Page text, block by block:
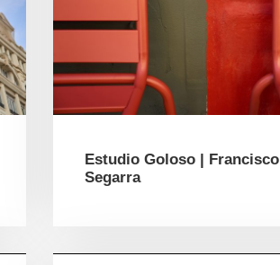
Estudio Goloso | Francisco
Segarra